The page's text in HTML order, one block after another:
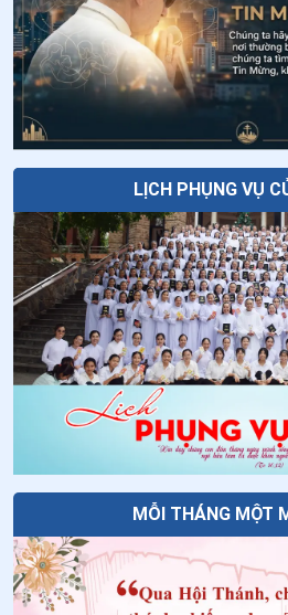
28.Ngày 10/6 chân phước Gio-
29.Ngày 08/6 Chân phước Đi-a-
30 Ngày 04/6 thánh Phê-rô Vê-
31.Ngày 02/6 Chân phước Xa-
32.Ngày 30/5 - Chân phước
33.Ngày 29/5 - Chân phước
tử đạo
34.Ngày 28/5 - Chân phước
nhê-xi
Ngày 27/5 - Chân phước An-
Ngày 26/5 - Thánh Henare
37.Ngày 21/5-Chân phước Cô-
38.Ngày 21/5-Chân phước Gia
39.Ngày 19/5 Thánh Phan-xi-cô
LỊCH PHỤNG VỤ
Năm thời điểm
đi trên đường
Thứ Sáu tuần
MỖI THÁNG MỘT